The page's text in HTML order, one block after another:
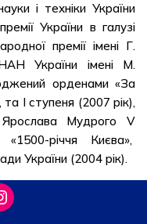
і техніки України
України в галузі
премії імені Г.
України імені М.
орденами «За
І ступеня (2007 рік),
Ярослава Мудрого V
річчя Києва»,
України (2004 рік).